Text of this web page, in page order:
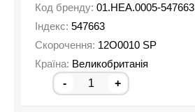
Код бренду: 01.HEA.0005-547663
Індекс: 547663
Скорочення: 12O0010 SP
Країна: Великобританія
-
+